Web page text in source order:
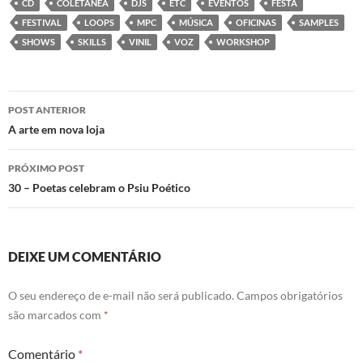
o
k
r
I
p
p
CD
COLETÂNEA DJS ETC EVENTOS
FESTA
FESTIVAL
LOOPS MPC MÚSICA OFICINAS
SAMPLES
SHOWS
SKILLS VINIL VOZ WORKSHOP
Navegação
de
posts
POST ANTERIOR
A arte em nova loja
PRÓXIMO POST
30 – Poetas celebram o Psiu Poético
DEIXE UM COMENTÁRIO
O seu endereço de e-mail não será publicado.Campos obrigatórios
são marcados com *
Comentário *